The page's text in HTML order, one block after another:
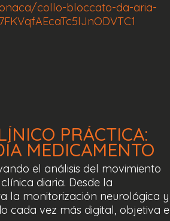
collo-bloccato-da-aria-
PRÁCTICA:
MEDICAMENTO
el análisis del movimiento
diaria. Desde la
la monitorización neurológica y
cada vez más digital, objetiva e